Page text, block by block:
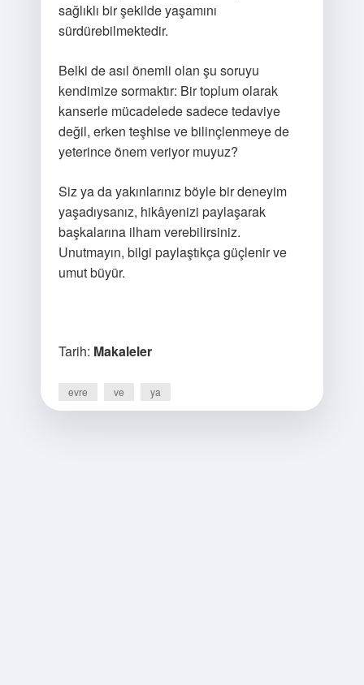
sağlıklı bir şekilde yaşamını
sürdürebilmektedir.
Belki de asıl önemli olan şu soruyu
kendimize sormaktır: Bir toplum olarak
kanserle mücadelede sadece tedaviye
değil, erken teşhise ve bilinçlenmeye de
yeterince önem veriyor muyuz?
Siz ya da yakınlarınız böyle bir deneyim
yaşadıysanız, hikâyenizi paylaşarak
başkalarına ilham verebilirsiniz.
Unutmayın, bilgi paylaştıkça güçlenir ve
umut büyür.
Tarih: Makaleler
evre ve ya